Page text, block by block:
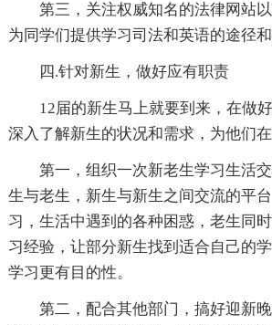
第三，关注权威知名的法律网站
为同学们提供学习司法和英语的途径和
四.针对新生，做好应有职责
12届的新生马上就要到来，在做
深入了解新生的状况和需求，为他们在
第一，组织一次新老生学习生活
生与老生，新生与新生之间交流的平
习，生活中遇到的各种困惑，老生同
习经验，让部分新生找到适合自己的
学习更有目的性。
第二，配合其他部门，搞好迎新